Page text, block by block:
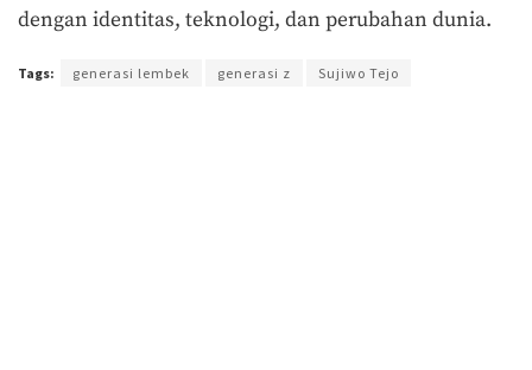
dengan identitas, teknologi, dan perubahan dunia.
Tags: generasi lembek generasi z Sujiwo Tejo